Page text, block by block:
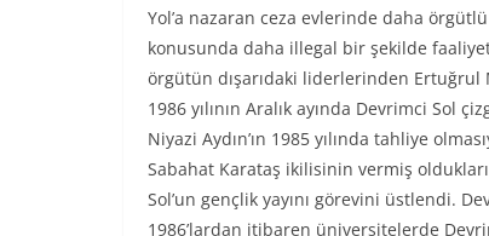
Yol’a nazaran ceza evlerinde daha
konusunda daha illegal bir şekilde
örgütün dışarıdaki liderlerinden
1986 yılının Aralık ayında Devrimci Sol
Niyazi Aydın’ın 1985 yılında tahliye
Sabahat Karataş ikilisinin vermiş
Sol’un gençlik yayını görevini üstlendi.
1986’lardan itibaren üniversitelerde